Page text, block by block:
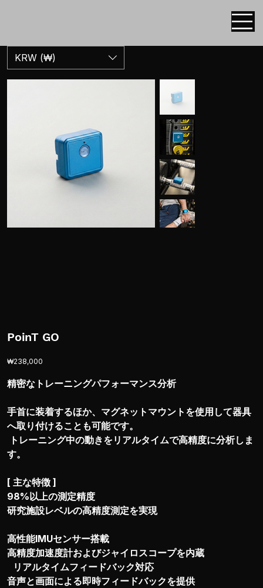
PoinT GO
価
₩238,000
精密なトレーニングパフォーマンス分析
手首に装着するほか、マグネットマウントを使用して器具
へ取り付けることも可能です。
トレーニング中の動きをリアルタイムで高精度に分析しま
す。
[ 主な特徴 ]
98%以上の測定精度
研究施設レベルの高精度測定を実現
高性能IMUセンサー搭載
高精度加速度計およびジャイロスコープを内蔵
リアルタイムフィードバック対応
音声と画面による即時フィードバックを提供
KRW (₩)